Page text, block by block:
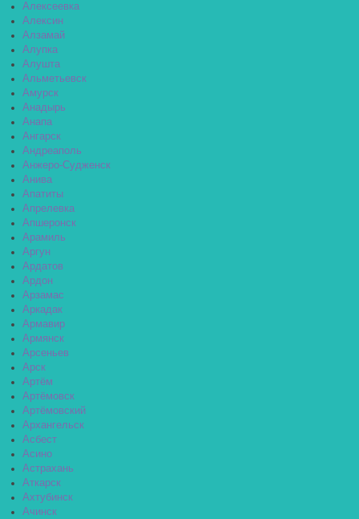
Алексеевка
Алексин
Алзамай
Алупка
Алушта
Альметьевск
Амурск
Анадырь
Анапа
Ангарск
Андреаполь
Анжеро-Судженск
Анива
Апатиты
Апрелевка
Апшеронск
Арамиль
Аргун
Ардатов
Ардон
Арзамас
Аркадак
Армавир
Армянск
Арсеньев
Арск
Артём
Артёмовск
Артёмовский
Архангельск
Асбест
Асино
Астрахань
Аткарск
Ахтубинск
Ачинск